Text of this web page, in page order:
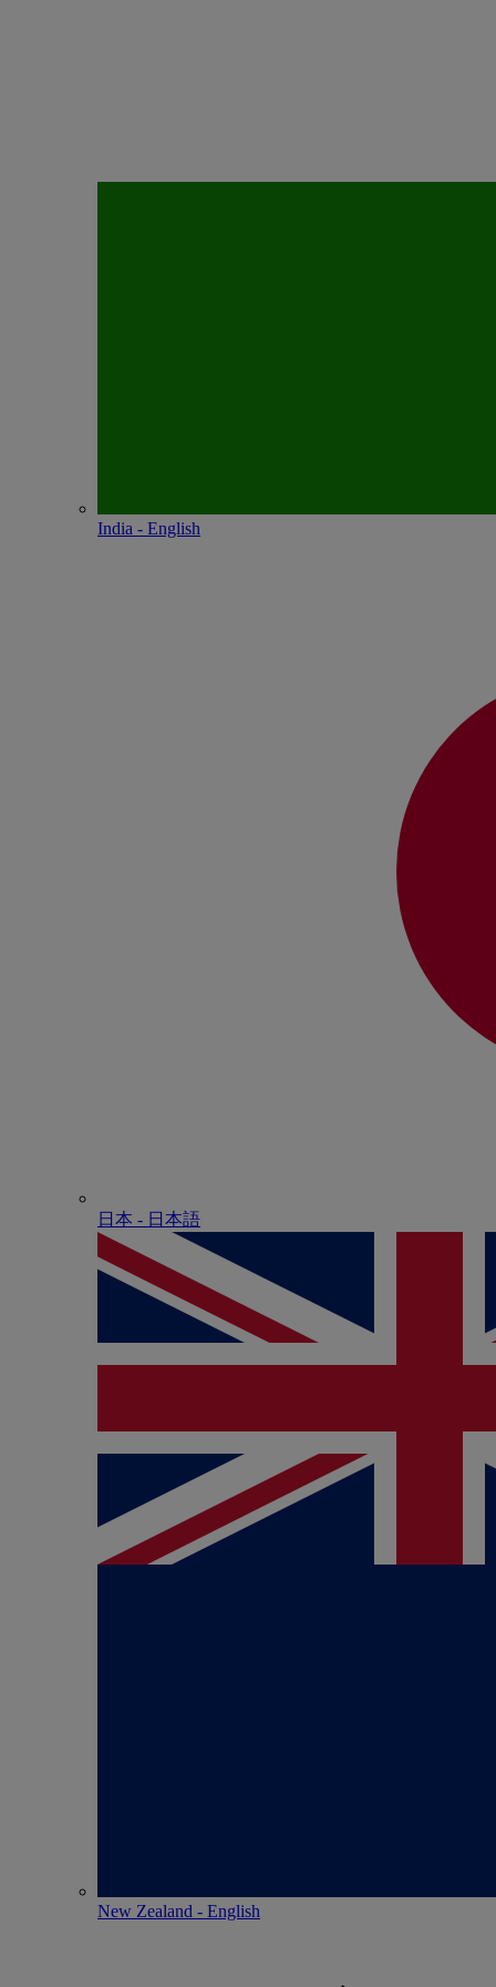
India - English
日本 - ⽇本語
New Zealand - English